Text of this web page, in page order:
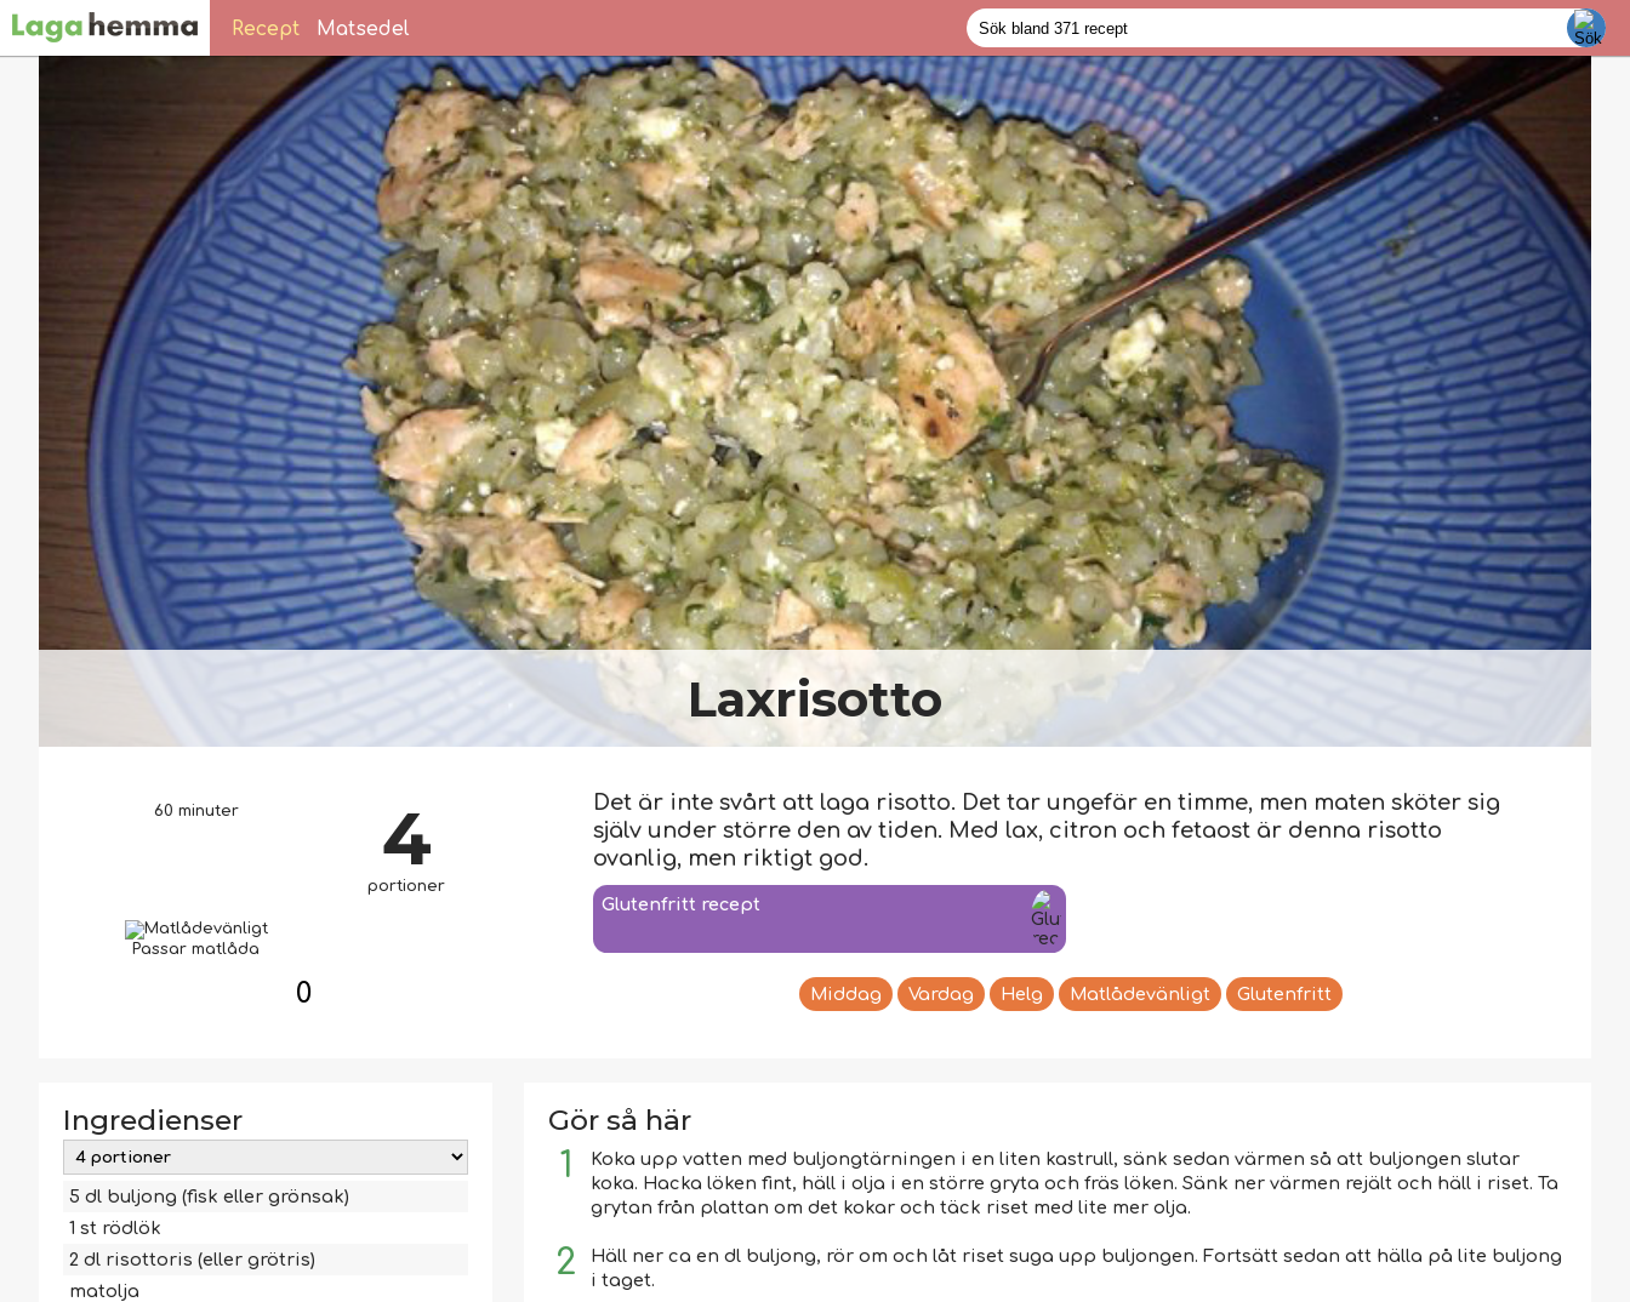
Recept Matsedel
Laxrisotto
60 minuter 4
portioner
Passar matlåda
0
Det är inte svårt att laga risotto. Det tar ungefär en timme, men maten sköter sig
själv under större den av tiden. Med lax, citron och fetaost är denna risotto
ovanlig, men riktigt god.
Glutenfritt recept
Middag Vardag Helg Matlådevänligt Glutenfritt
Ingredienser
5 dl buljong (fisk eller grönsak)
1 st rödlök
2 dl risottoris (eller grötris)
matolja
Gör så här
Koka upp vatten med buljongtärningen i en liten kastrull, sänk sedan värmen så att buljongen slutar
koka. Hacka löken fint, häll i olja i en större gryta och fräs löken. Sänk ner värmen rejält och häll i riset. Ta
grytan från plattan om det kokar och täck riset med lite mer olja.
Häll ner ca en dl buljong, rör om och låt riset suga upp buljongen. Fortsätt sedan att hälla på lite buljong
i taget.